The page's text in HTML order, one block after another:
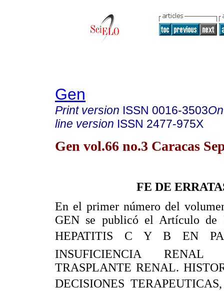
Gen
Print version ISSN 0016-3503
line version ISSN 2477-975X
Gen vol.66 no.3 Caracas
FE DE
En el primer número del
GEN se publicó el Artículo de
HEPATITIS C Y B EN
INSUFICIENCIA
TRASPLANTE RENAL.
DECISIONES